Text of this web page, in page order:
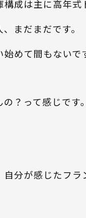
成は主に高年式
まだまだです。
めて間もないで
？って感じです。
分が感じたフ